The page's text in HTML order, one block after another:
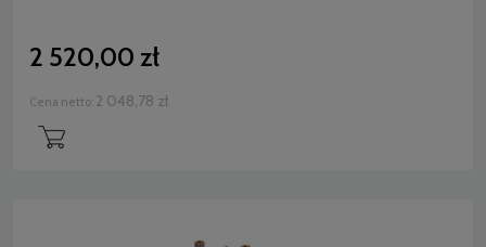
2 520,00 zł
Cena netto: 2 048,78 zł